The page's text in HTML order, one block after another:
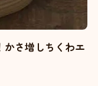
さ増しちくわエ